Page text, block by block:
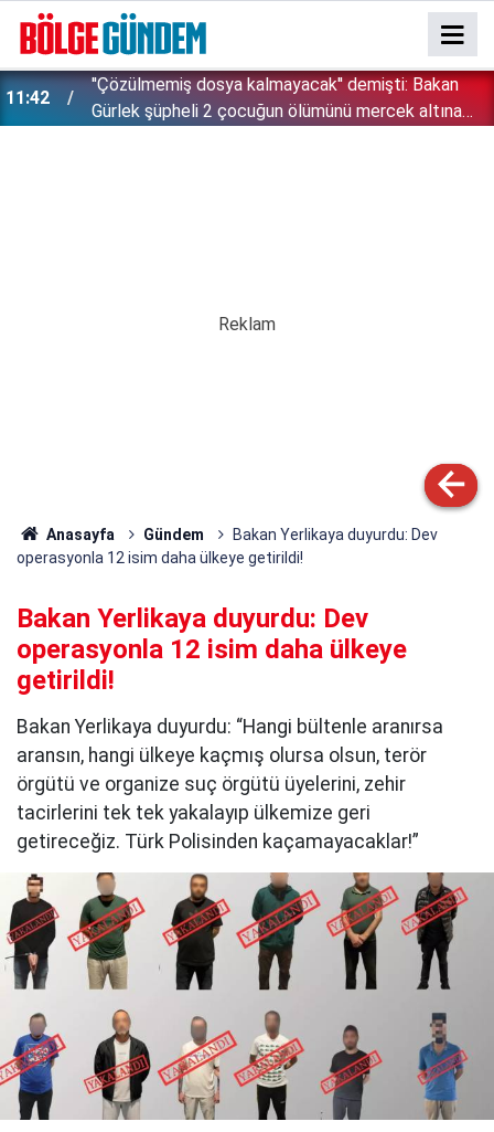
11:42
''Çözülmemiş dosya kalmayacak'' demişti: Bakan
Gürlek şüpheli 2 çocuğun ölümünü mercek altına
Anasayfa Gündem
Bakan Yerlikaya duyurdu: Dev
operasyonla 12 isim daha ülkeye getirildi!
Bakan Yerlikaya duyurdu: Dev
operasyonla 12 isim daha ülkeye
getirildi!
Bakan Yerlikaya duyurdu: “Hangi bültenle aranırsa
aransın, hangi ülkeye kaçmış olursa olsun, terör
örgütü ve organize suç örgütü üyelerini, zehir
tacirlerini tek tek yakalayıp ülkemize geri
getireceğiz. Türk Polisinden kaçamayacaklar!”